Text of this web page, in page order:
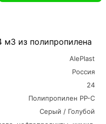
м3 из полипропилена
AlePlast
Россия
24
Полипропилен PP-C
Серый / Голубой